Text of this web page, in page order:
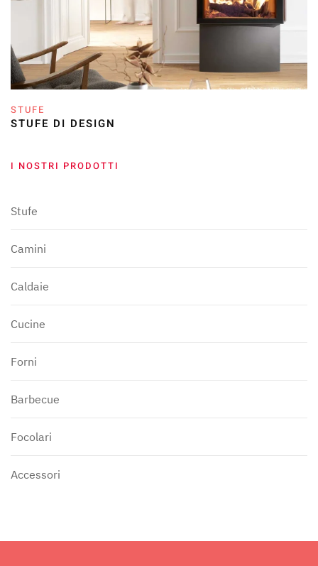
STUFE
STUFE DI DESIGN
I NOSTRI PRODOTTI
Stufe
Camini
Caldaie
Cucine
Forni
Barbecue
Focolari
Accessori